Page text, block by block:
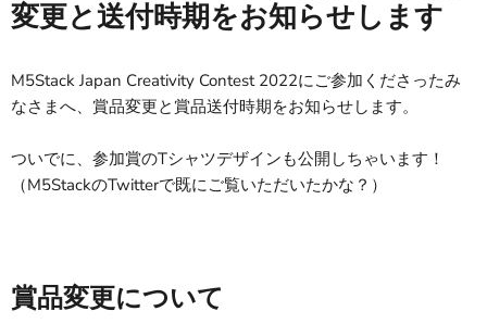
変更と送付時期をお知らせします
M5Stack Japan Creativity Contest 2022にご参加くださったみ
なさまへ、賞品変更と賞品送付時期をお知らせします。
ついでに、参加賞のTシャツデザインも公開しちゃいます！
（M5StackのTwitterで既にご覧いただいたかな？）
賞品変更について